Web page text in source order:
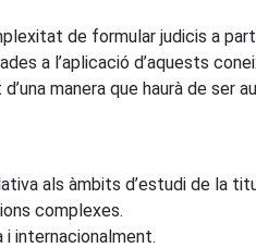
de formular judicis a
a l’aplicació d’aquests
manera que haurà de ser
als àmbits d’estudi de la
complexes.
i internacionalment.